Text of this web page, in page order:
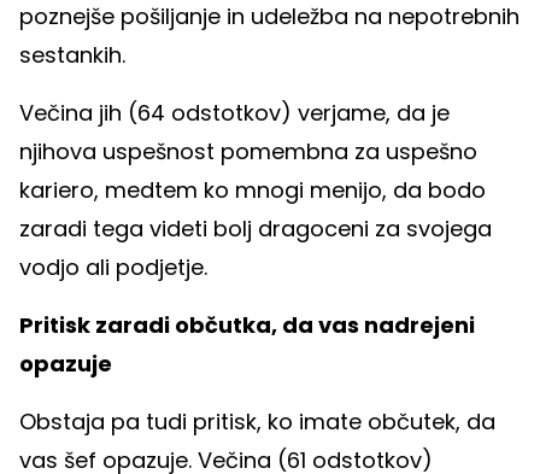
poznejše pošiljanje in udeležba na nepotrebnih
sestankih.
Večina jih (64 odstotkov) verjame, da je
njihova uspešnost pomembna za uspešno
kariero, medtem ko mnogi menijo, da bodo
zaradi tega videti bolj dragoceni za svojega
vodjo ali podjetje.
Pritisk zaradi občutka, da vas nadrejeni
opazuje
Obstaja pa tudi pritisk, ko imate občutek, da
vas šef opazuje. Večina (61 odstotkov)